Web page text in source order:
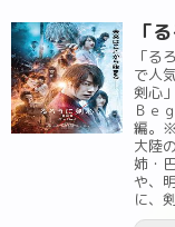
「
「る
で人
剣心
Ｂｅ
編。
大陸
姉・
や、
に、